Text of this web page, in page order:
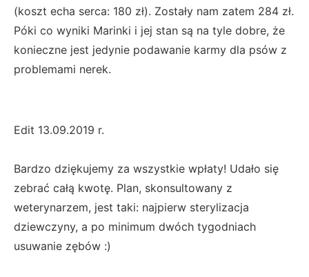
(koszt echa serca: 180 zł). Zostały nam zatem 284 zł.
Póki co wyniki Marinki i jej stan są na tyle dobre, że
konieczne jest jedynie podawanie karmy dla psów z
problemami nerek.
Edit 13.09.2019 r.
Bardzo dziękujemy za wszystkie wpłaty! Udało się
zebrać całą kwotę. Plan, skonsultowany z
weterynarzem, jest taki: najpierw sterylizacja
dziewczyny, a po minimum dwóch tygodniach
usuwanie zębów :)